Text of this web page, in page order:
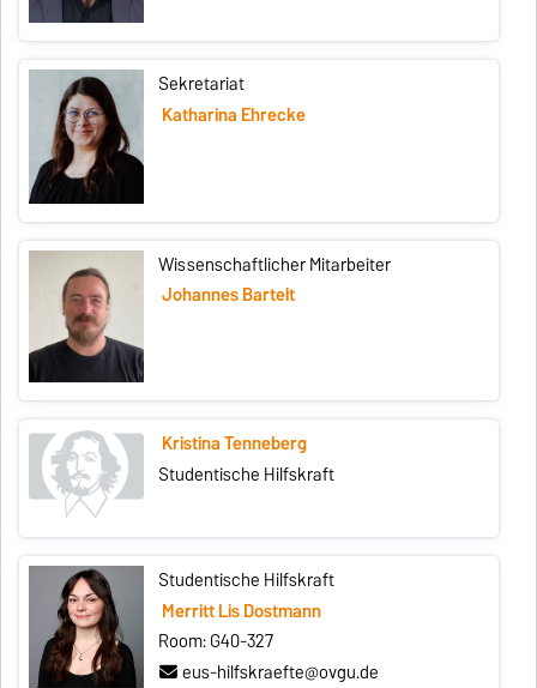
Sekretariat
Katharina Ehrecke
Wissenschaftlicher Mitarbeiter
Johannes Bartelt
Kristina Tenneberg
Studentische Hilfskraft
Studentische Hilfskraft
Merritt Lis Dostmann
Room: G40-327
eus-hilfskraefte@ovgu.de